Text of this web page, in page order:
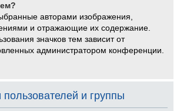
авторами изображения,
и отражающие их содержание.
значков тем зависит от
администратором конференции.
пользователей и группы